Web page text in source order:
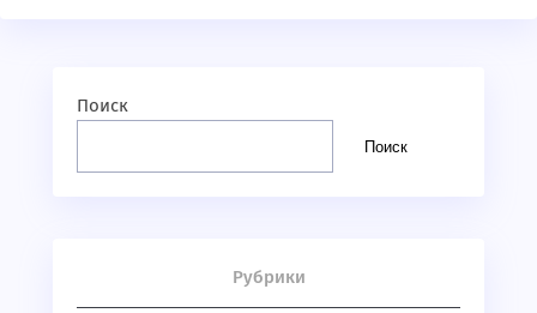
Поиск
Поиск
Рубрики